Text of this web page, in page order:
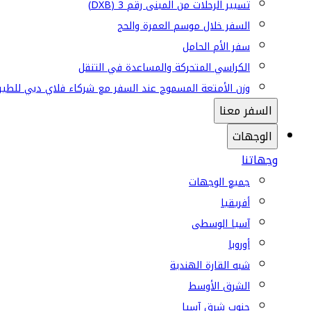
تسيير الرحلات من المبنى رقم 3 (DXB)
السفر خلال موسم العمرة والحج
سفر الأم الحامل
الكراسي المتحركة والمساعدة في التنقل
وزن الأمتعة المسموح عند السفر مع شركاء فلاي دبي
السفر معنا
الوجهات
وجهاتنا
جميع الوجهات
أفريقيا
آسيا الوسطى
أوروبا
شبه القارة الهندية
الشرق الأوسط
جنوب شرق آسيا